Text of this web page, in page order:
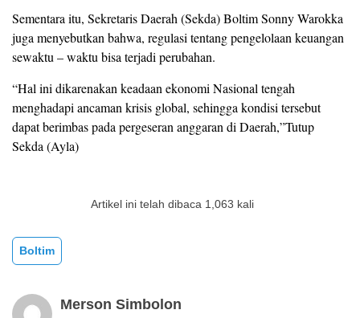
Sementara itu, Sekretaris Daerah (Sekda) Boltim Sonny Warokka
juga menyebutkan bahwa, regulasi tentang pengelolaan keuangan
sewaktu – waktu bisa terjadi perubahan.
“Hal ini dikarenakan keadaan ekonomi Nasional tengah
menghadapi ancaman krisis global, sehingga kondisi tersebut
dapat berimbas pada pergeseran anggaran di Daerah,”Tutup
Sekda (Ayla)
Artikel ini telah dibaca 1,063 kali
Boltim
Merson Simbolon